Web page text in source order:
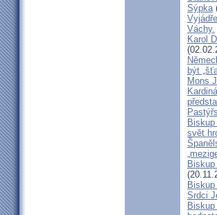
Sýpka
Váchy.
Karol
být
Mons
svět
Srdci